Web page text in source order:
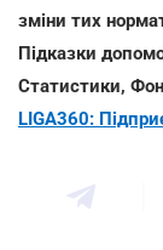
зміни тих
Підказки
Статистики,
LIGA360: